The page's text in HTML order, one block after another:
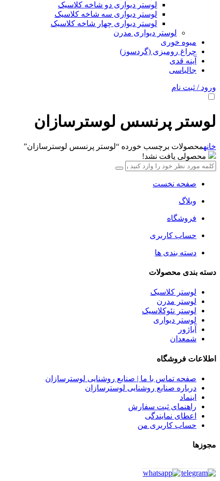
لوستر دیواری دو شاخه کلاسیک
لوستر دیواری سه شاخه کلاسیک
لوستر دیواری چهار شاخه کلاسیک
لوستر دیواری مدرن
میوه خوری
چراغ رومیزی (گردسوز)
آینه قدی
جالباسی
ورود / ثبت نام
لوستر پرنسس لوسترسازان
خانهمحصولات برچسب خورده “لوستر پرنسس لوسترسازان”
محصولی یافت نشد!
صفحه نخست
وبلاگ
فروشگاه
حساب کاربری
دسته بندی ها
دسته بندی محصولات
لوستر کلاسیک
لوستر مدرن
لوستر نئوکلاسیک
لوستر دیواری
آباژور
شمعدان
اطلاعات فروشگاه
صفحه تماس با ما | صنایع روشنایی لوسترسازان
درباره صنایع روشنایی لوسترسازان
اینماد
راهنمای ثبت سفارش
اعطای نمایندگی
حساب کاربری من
مجوزها